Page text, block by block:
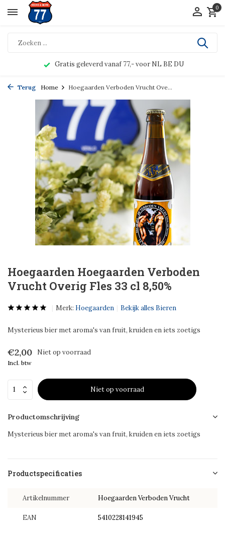
0
Gratis geleverd vanaf 77,- voor NL BE DU
Terug Home Hoegaarden Verboden Vrucht Ove...
Hoegaarden Hoegaarden Verboden
Vrucht Overig Fles 33 cl 8,50%
Merk: Hoegaarden Bekijk alles Bieren
Mysterieus bier met aroma's van fruit, kruiden en iets zoetigs
€2,00 Niet op voorraad
Incl. btw
Niet op voorraad
Productomschrijving
Mysterieus bier met aroma's van fruit, kruiden en iets zoetigs
Productspecificaties
Artikelnummer Hoegaarden Verboden Vrucht
EAN 5410228141945